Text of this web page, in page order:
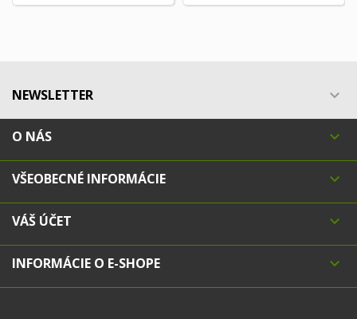
NEWSLETTER 
O NÁS 
VŠEOBECNÉ INFORMÁCIE 
VÁŠ ÚČET 
INFORMÁCIE O E-SHOPE 